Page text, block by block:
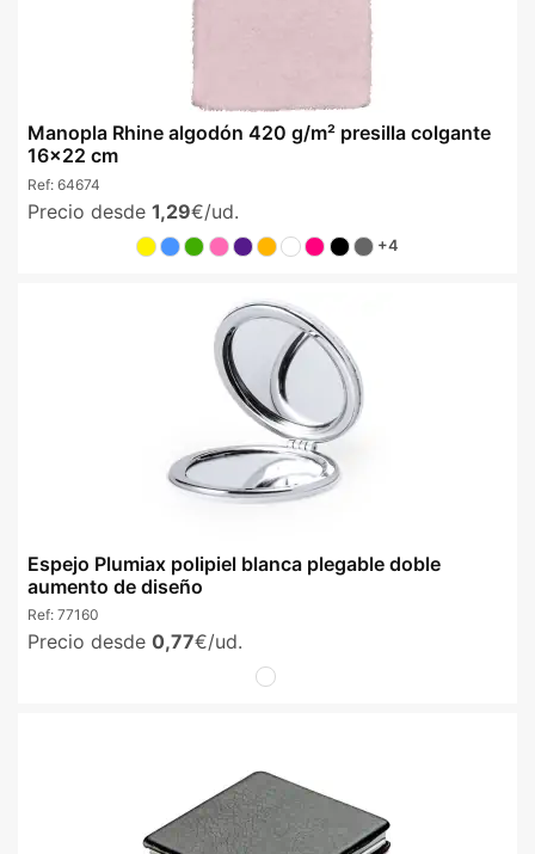
Manopla Rhine algodón 420 g/m² presilla colgante
16x22 cm
Ref: 64674
Precio desde 1,29€/ud.
+4
Espejo Plumiax polipiel blanca plegable doble
aumento de diseño
Ref: 77160
Precio desde 0,77€/ud.